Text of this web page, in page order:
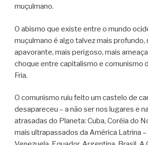
muçulmano.
O abismo que existe entre o mundo
muçulmano é algo talvez mais profundo,
apavorante, mais perigoso, mais
choque entre capitalismo e comunismo
Fria.
O comunismo ruiu feito um castelo de
desapareceu – a não ser nos lugares e
atrasadas do Planeta: Cuba, Coréia do
mais ultrapassados da América Latrina –